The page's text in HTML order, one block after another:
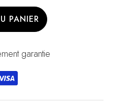
PANIER
garantie